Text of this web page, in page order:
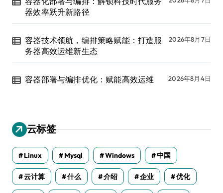
器效率跃升新路径
容器技术领航，编排策略赋能：打造服
务器高效运维新生态
2026年8月7日
容器部署与编排优化：赋能高效运维 2026年8月4日
云标签
Linux Mysql Windows 中国
云计算 什么 介绍 企业 优化